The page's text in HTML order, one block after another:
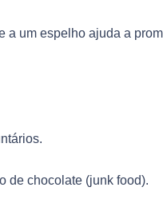
a um espelho ajuda a
de chocolate (junk food).